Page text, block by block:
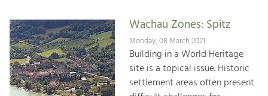
Wachau Zones: Spitz
Monday, 08 March 2021
Building in a World Heritage
site is a topical issue. Historic
settlement areas often present